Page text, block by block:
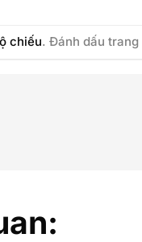
chiếu. Đánh dấu trang